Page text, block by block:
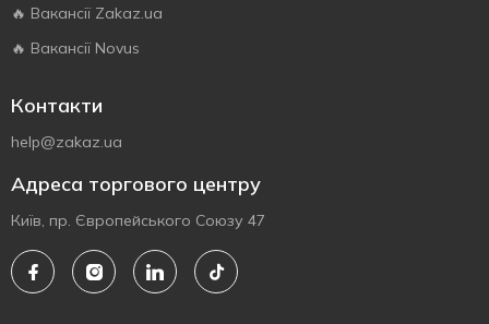
🔥 Вакансії Zakaz.ua
🔥 Вакансії Novus
Контакти
help@zakaz.ua
Адреса торгового центру
Київ, пр. Європейського Союзу 47